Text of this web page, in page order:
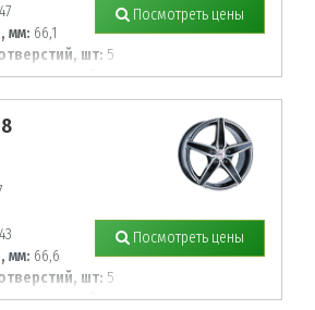
47
мм: 66,1
шт: 5
отверстий, мм:
Посмотреть цены
43
мм: 66,6
шт: 5
отверстий, мм:
Посмотреть цены